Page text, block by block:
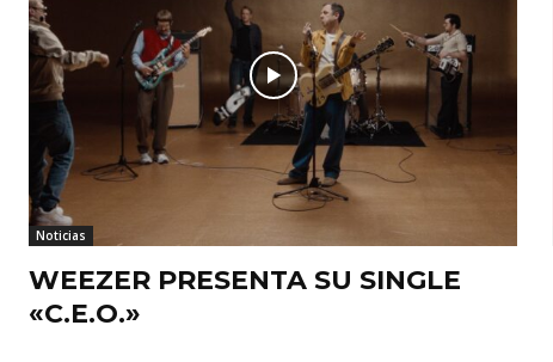
Noticias
WEEZER PRESENTA SU SINGLE
«C.E.O.»